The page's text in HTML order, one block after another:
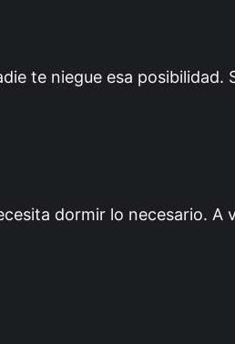
te niegue esa posibilidad.
dormir lo necesario. A